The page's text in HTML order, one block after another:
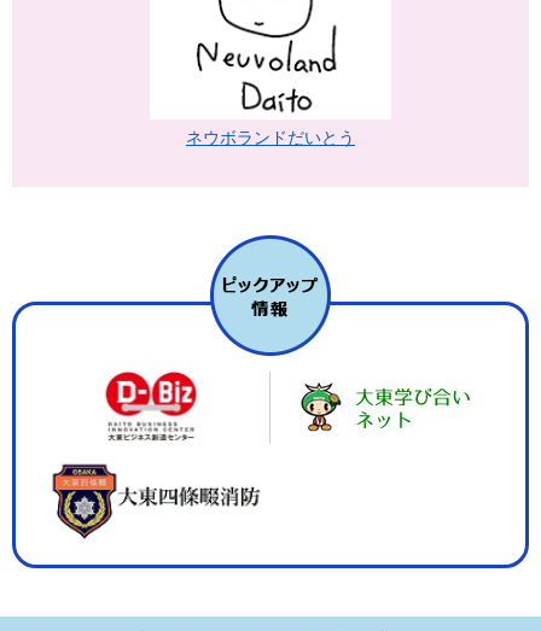
ネウボランドだいとう